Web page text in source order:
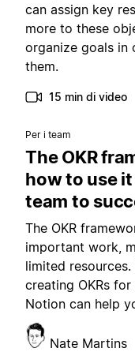
can assign key
more to these
organize goals
them.
15 min di video
Per i team
The OKR
how to use
team to
The OKR
important work,
limited resources.
creating OKRs
Notion can help
Nate Martins